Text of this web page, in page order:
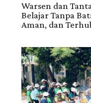
Warsen dan
Belajar Tanpa
Aman, dan